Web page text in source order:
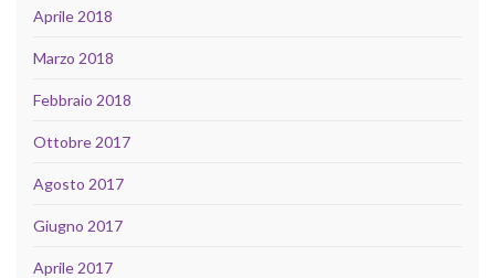
Aprile 2018
Marzo 2018
Febbraio 2018
Ottobre 2017
Agosto 2017
Giugno 2017
Aprile 2017